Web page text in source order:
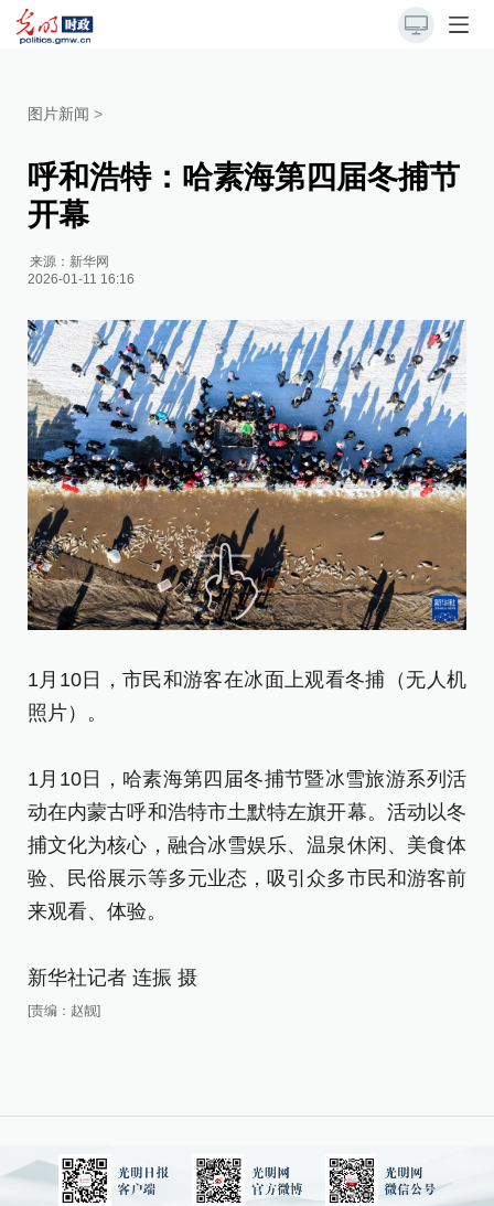
图片新闻 >
呼和浩特：哈素海第四届冬捕节
开幕
来源： 新华网
2026-01-11 16:16
1月10日，市民和游客在冰面上观看冬捕（无人机
照片）。
1月10日，哈素海第四届冬捕节暨冰雪旅游系列活
动在内蒙古呼和浩特市土默特左旗开幕。活动以冬
捕文化为核心，融合冰雪娱乐、温泉休闲、美食体
验、民俗展示等多元业态，吸引众多市民和游客前
来观看、体验。
新华社记者 连振 摄
[责编：赵靓]